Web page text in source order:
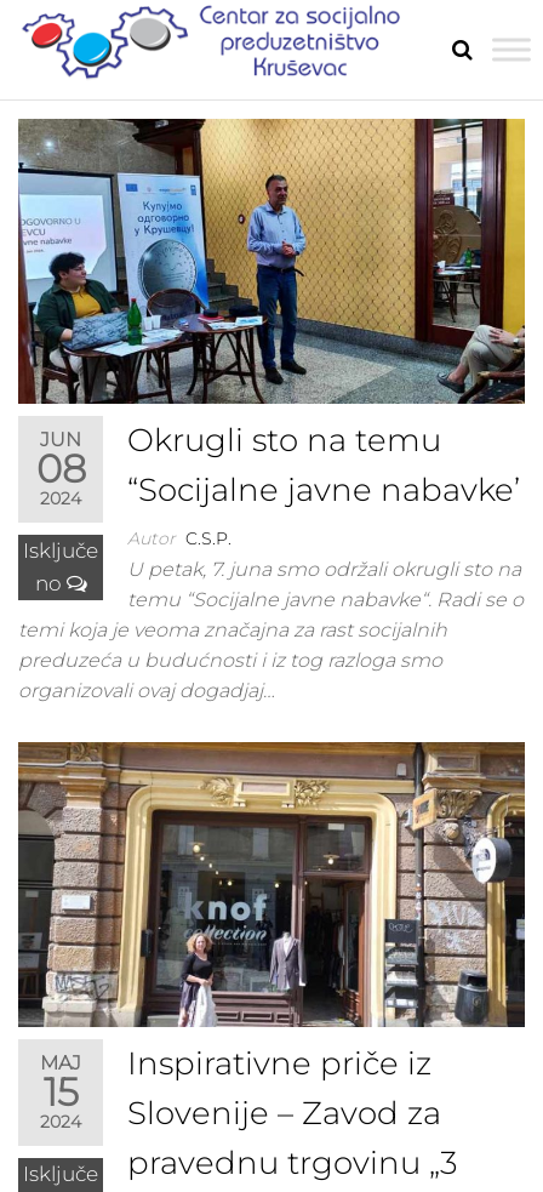
Skip
content
Razvoj
u Rasinskom
okrugu
JUN
08
2024
Isključe
no
Okrugli sto na temu
“Socijalne javne nabavke’
Autor C.S.P.
U petak, 7. juna smo održali okrugli sto na
temu “Socijalne javne nabavke“. Radi se o
temi koja je veoma značajna za rast socijalnih
preduzeća u budućnosti i iz tog razloga smo
organizovali ovaj dogadjaj…
MAJ
15
2024
Isključe
Inspirativne priče iz
Slovenije – Zavod za
pravednu trgovinu „3